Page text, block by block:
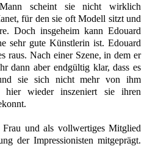
scheint sie nicht wirklich
für den sie oft Modell sitzt und
Doch insgeheim kann Edouard
sehr gute Künstlerin ist. Edouard
raus. Nach einer Szene, in dem er
dann aber endgültig klar, dass es
sie sich nicht mehr von ihm
hier wieder inszeniert sie ihren
und als vollwertiges Mitglied
der Impressionisten mitgeprägt.